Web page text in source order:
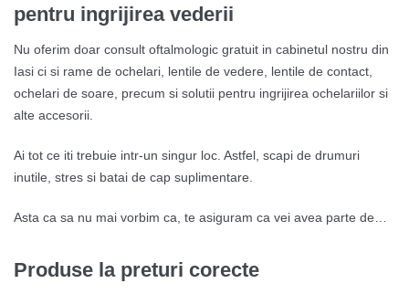
pentru ingrijirea vederii
Nu oferim doar consult oftalmologic gratuit in cabinetul nostru din
Iasi ci si rame de ochelari, lentile de vedere, lentile de contact,
ochelari de soare, precum si solutii pentru ingrijirea ochelariilor si
alte accesorii.
Ai tot ce iti trebuie intr-un singur loc. Astfel, scapi de drumuri
inutile, stres si batai de cap suplimentare.
Asta ca sa nu mai vorbim ca, te asiguram ca vei avea parte de…
Produse la preturi corecte